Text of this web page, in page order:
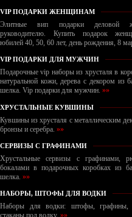
VIP ПОДАРКИ ЖЕНЩИНАМ
Элитные вип подарки деловой
руководителю. Купить подарок
юбилей 40, 50, 60 лет, день рождения, 8
VIP ПОДАРКИ ДЛЯ МУЖЧИН
Подарочные vip наборы из хрусталя в
натуральной кожи, дерева с декором из
шелка. Vip подарки для мужчин. »»
ХРУСТАЛЬНЫЕ КУВШИНЫ
Кувшины из хрусталя с металлическим
бронзы и серебра. »»
СЕРВИЗЫ С ГРАФИНАМИ
Хрустальные сервизы с графинами,
бокалами в подарочных коробках из
шелка. »»
НАБОРЫ, ШТОФЫ ДЛЯ ВОДКИ
Наборы для водки: штофы, графины,
стаканы под водку. »»